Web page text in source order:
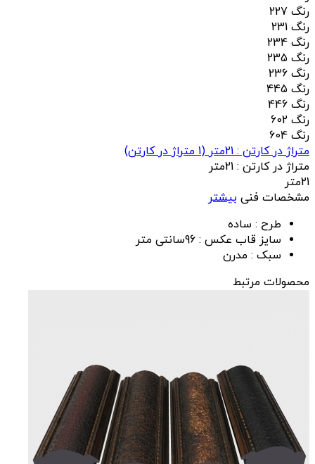
رنگ 227
رنگ 231
رنگ 234
رنگ 235
رنگ 236
رنگ 445
رنگ 446
رنگ 602
رنگ 604
متراژ در کارتن : 21متر
(
1 متراژ در کارتن)
متراژ در کارتن : 21متر
21متر
مشخصات فنی بیشتر
طرح : ساده
سایز قاب عکس : 96سانتی متر
سبک : مدرن
محصولات مرتبط